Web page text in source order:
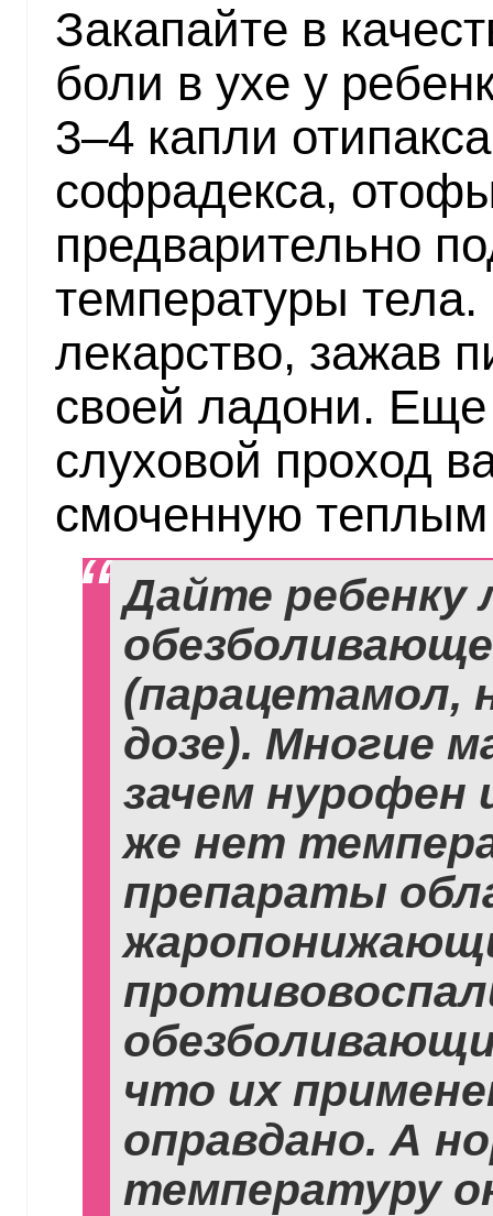
Закапайте в
боли в ухе у
3–4 капли
софрадекса,
предварительно
температуры
лекарство, зажав
своей ладони.
слуховой проход
смоченную теплым
Дайте ребенку
(парацетамол,
дозе). Многие
зачем нурофен
же нет
препараты
что их
оправдано. А
температуру